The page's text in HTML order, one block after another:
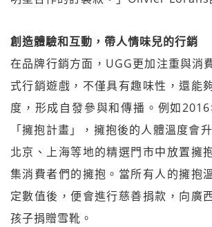
創造體驗和互動，帶人情味兒的行銷
在品牌行銷方面，UGG更加注重與消
式行銷遊戲，不僅具有趣味性，還能
度，形成自發參與和傳播。例如
「擁抱計畫」，擁抱後的人體溫度會
北京、上海等地的精選門市中放置擁
集消費者們的擁抱。當所有人的擁抱
定數值後，便會進行慈善捐款，向廣
孩子捐贈雪靴。